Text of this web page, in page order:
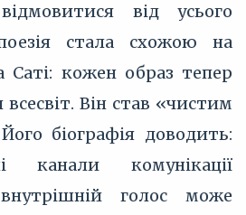
від усього
стала схожою на
Саті: кожен образ тепер
Він став «чистим
біографія доводить:
канали комунікації
голос може